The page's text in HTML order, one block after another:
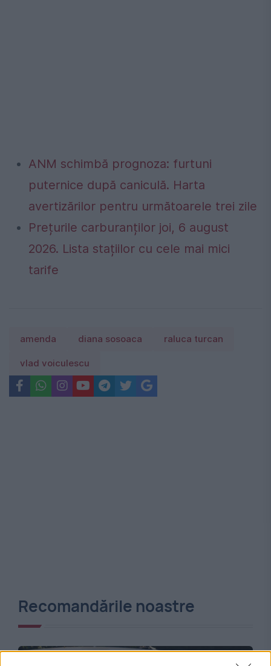
ANM schimbă prognoza: furtuni
puternice după caniculă. Harta
avertizărilor pentru următoarele trei zile
Prețurile carburanților joi, 6 august
2026. Lista stațiilor cu cele mai mici
tarife
amenda diana sosoaca raluca turcan
vlad voiculescu
Recomandările noastre